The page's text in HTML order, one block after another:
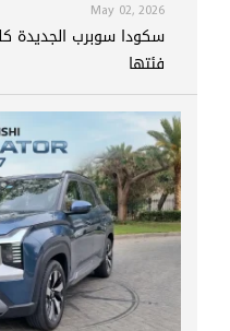
May 02, 2026
سكودا سوبرب الجديدة
فئتها